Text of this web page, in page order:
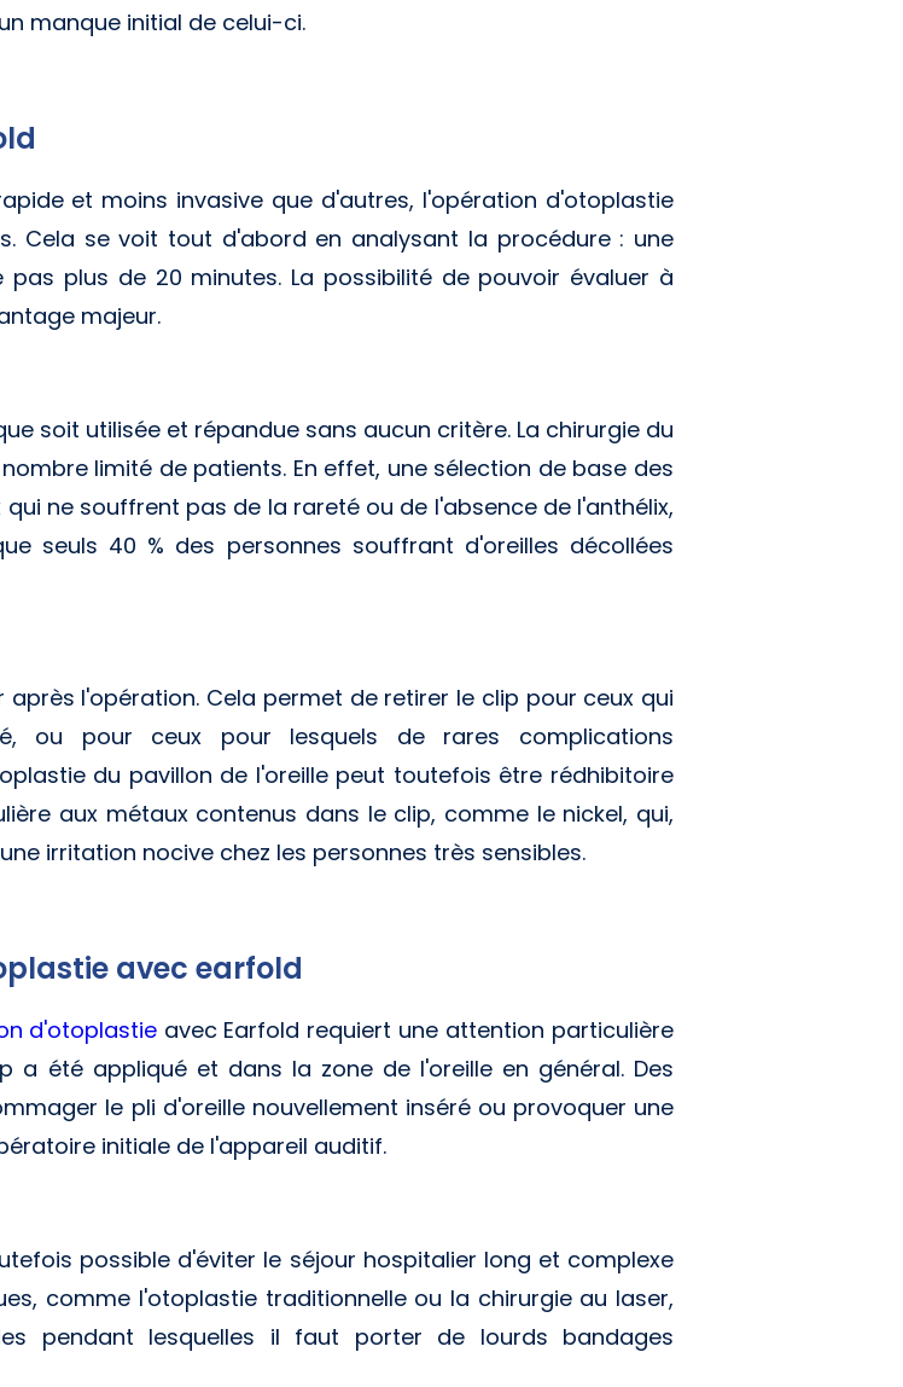
manque initial de celui-ci.
et moins invasive que d'autres, l'opération d'otoplastie
Cela se voit tout d'abord en analysant la procédure : une
plus de 20 minutes. La possibilité de pouvoir évaluer à
majeur.
soit utilisée et répandue sans aucun critère. La chirurgie du
limité de patients. En effet, une sélection de base des
ne souffrent pas de la rareté ou de l'absence de l'anthélix,
seuls 40 % des personnes souffrant d'oreilles décollées
l'opération. Cela permet de retirer le clip pour ceux qui
ou pour ceux pour lesquels de rares complications
du pavillon de l'oreille peut toutefois être rédhibitoire
aux métaux contenus dans le clip, comme le nickel, qui,
irritation nocive chez les personnes très sensibles.
avec earfold
d'otoplastieavec Earfold requiert une attention particulière
été appliqué et dans la zone de l'oreille en général. Des
le pli d'oreille nouvellement inséré ou provoquer une
initiale de l'appareil auditif.
possible d'éviter le séjour hospitalier long et complexe
comme l'otoplastie traditionnelle ou la chirurgie au laser,
pendant lesquelles il faut porter de lourds bandages